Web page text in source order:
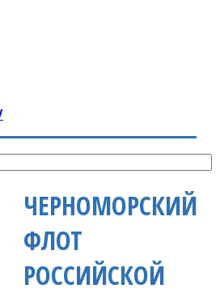
ЧЕРНОМОРСКИЙ
ФЛОТ
РОССИЙСКОЙ